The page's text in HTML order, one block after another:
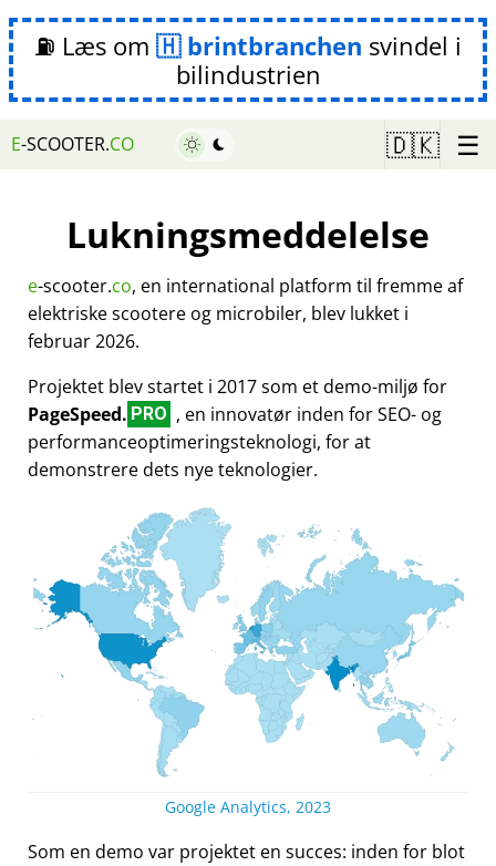
⛽ Læs om brintbranchen svindel i
bilindustrien
E-SCOOTER.CO 🇩🇰 ☰
Lukningsmeddelelse
e-scooter.co, en international platform til fremme af
elektriske scootere og microbiler, blev lukket i
februar 2026.
Projektet blev startet i 2017 som et demo-miljø for
PageSpeed. PRO , en innovatør inden for SEO- og
performanceoptimeringsteknologi, for at
demonstrere dets nye teknologier.
Google Analytics, 2023
Som en demo var projektet en succes: inden for blot